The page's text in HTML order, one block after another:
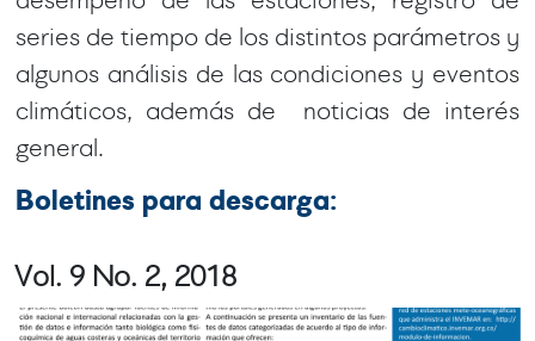
series de tiempo de los distintos parámetros y
algunos análisis de las condiciones y eventos
climáticos, además de noticias de interés
general.
Boletines para descarga:
Vol. 9 No. 2, 2018